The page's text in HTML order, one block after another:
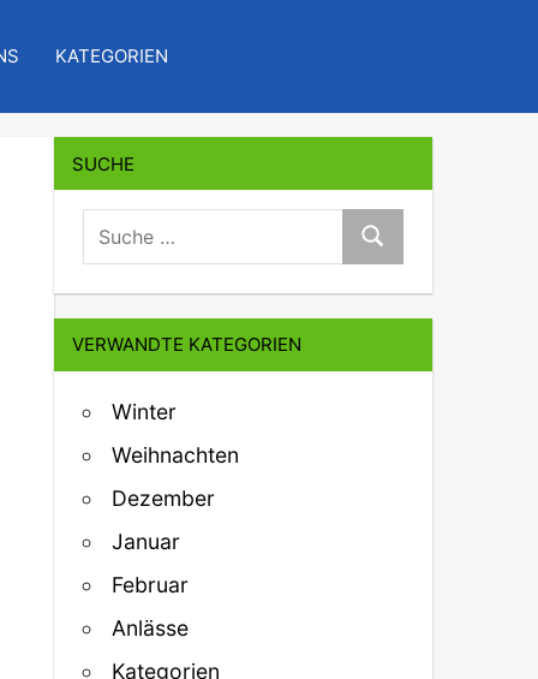
KATEGORIEN
SUCHE
suche:
Suche
VERWANDTE KATEGORIEN
Winter
Weihnachten
Dezember
Januar
Februar
Anlässe
Kategorien